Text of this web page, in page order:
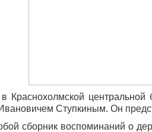
Краснохолмской центральной
Ступкиным. Он
сборник воспоминаний о